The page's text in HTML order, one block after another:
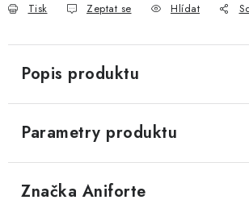
Tisk Zeptat se Hlídat
Popis produktu
Parametry produktu
Značka Aniforte